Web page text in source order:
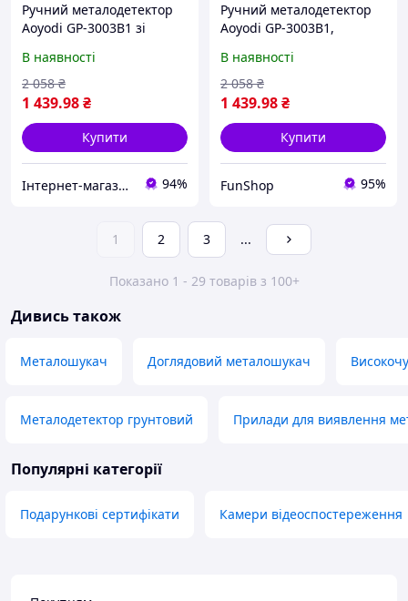
Ручний металодетектор
Aoyodi GP-3003B1 зі
чохлом 6A7268A13C
В наявності
1 439.98₴
2 058 ₴
Купити
Інтернет-магазин KievMarket 94%
Ручний металодетектор
Aoyodi GP-3003B1,
В наявності
1 439.98₴
2 058 ₴
Купити
FunShop 95%
1 2 3 ...
Показано 1 - 29 товарів з 100+
Дивись також
Металошукач Доглядовий металошукач
Металодетектор грунтовий Прилади для виявлення
Популярні категорії
Подарункові сертифікати Камери відеоспостереження